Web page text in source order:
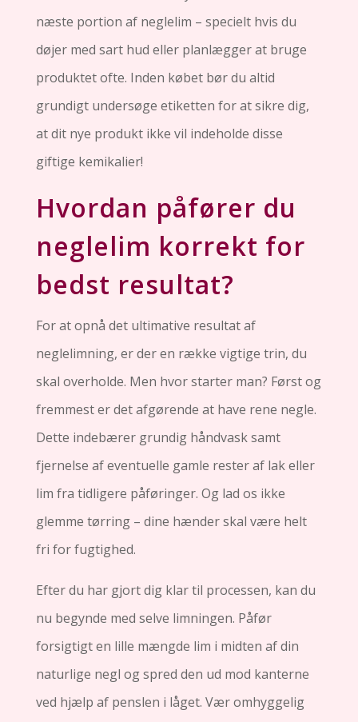
næste portion af neglelim – specielt hvis du
døjer med sart hud eller planlægger at bruge
produktet ofte. Inden købet bør du altid
grundigt undersøge etiketten for at sikre dig,
at dit nye produkt ikke vil indeholde disse
giftige kemikalier!
Hvordan påfører du
neglelim korrekt for
bedst resultat?
For at opnå det ultimative resultat af
neglelimning, er der en række vigtige trin, du
skal overholde. Men hvor starter man? Først og
fremmest er det afgørende at have rene negle.
Dette indebærer grundig håndvask samt
fjernelse af eventuelle gamle rester af lak eller
lim fra tidligere påføringer. Og lad os ikke
glemme tørring – dine hænder skal være helt
fri for fugtighed.
Efter du har gjort dig klar til processen, kan du
nu begynde med selve limningen. Påfør
forsigtigt en lille mængde lim i midten af din
naturlige negl og spred den ud mod kanterne
ved hjælp af penslen i låget. Vær omhyggelig